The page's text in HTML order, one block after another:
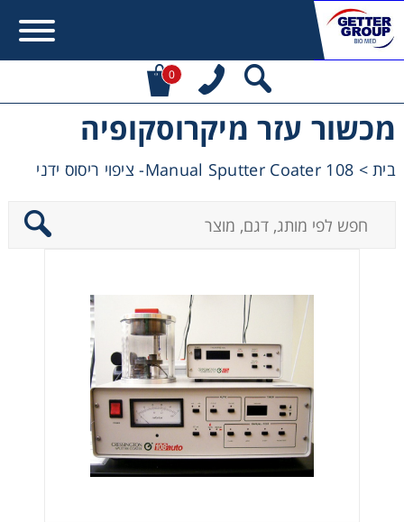
0
מכשור עזר מיקרוסקופיה
בית> 108 Manual Sputter Coater- ציפוי ריסוס ידני
Error:Contact form not found.
Centrifuges
Concentration
Cooling
Heating
Instrumentation